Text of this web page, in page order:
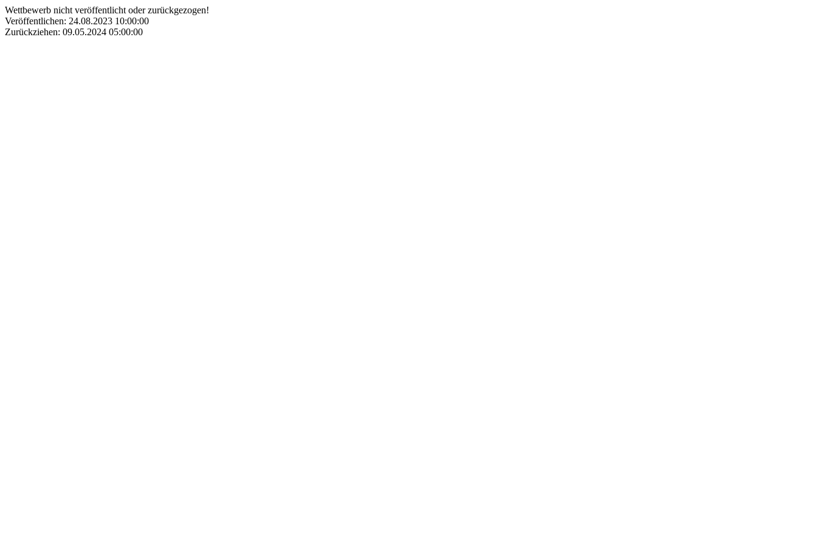
Wettbewerb nicht veröffentlicht oder zurückgezogen!
Veröffentlichen: 24.08.2023 10:00:00
Zurückziehen: 09.05.2024 05:00:00